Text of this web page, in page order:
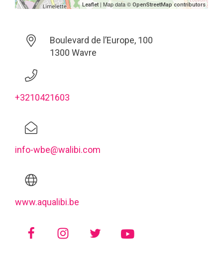
Leaflet| Map data © OpenStreetMap contributors
Boulevard de l’Europe, 100
1300 Wavre
+3210421603
info-wbe@walibi.com
www.aqualibi.be